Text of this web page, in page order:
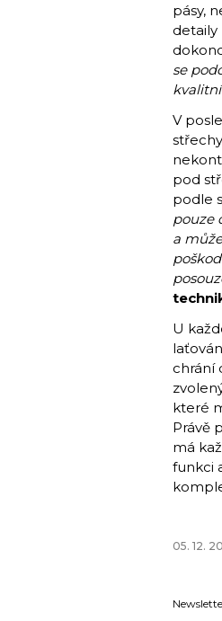
pásy,
detaily
se
V
pod
podle
pouze
a
U
chrání
které
Právě
má
funkci
05. 12.